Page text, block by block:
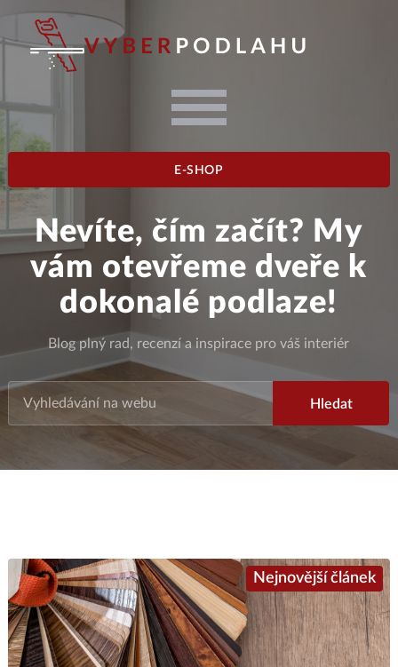
E-SHOP
Nevíte, čím začít? My
vám otevřeme dveře k
dokonalé podlaze!
Blog plný rad, recenzí a inspirace pro váš interiér
Nejnovější článek